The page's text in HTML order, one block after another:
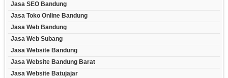
Jasa SEO Bandung
Jasa Toko Online Bandung
Jasa Web Bandung
Jasa Web Subang
Jasa Website Bandung
Jasa Website Bandung Barat
Jasa Website Batujajar